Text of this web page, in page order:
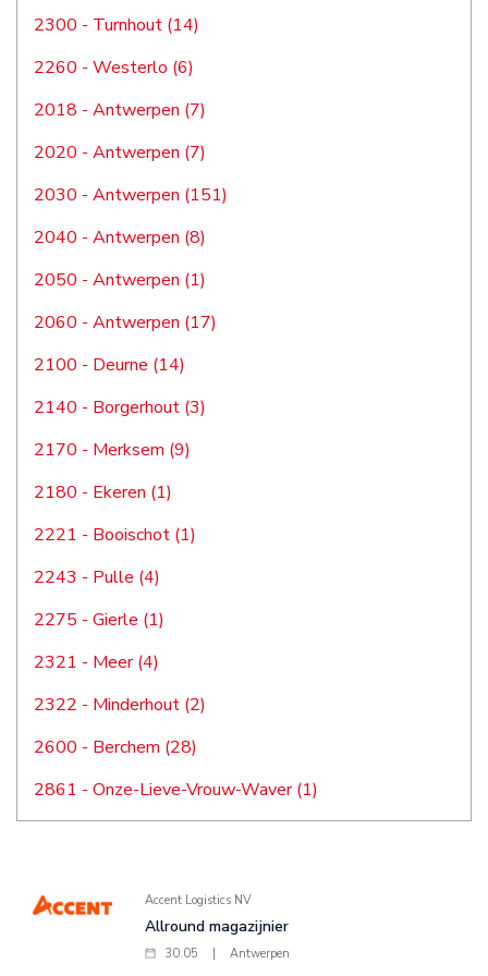
2300 - Turnhout (14)
2260 - Westerlo (6)
2018 - Antwerpen (7)
2020 - Antwerpen (7)
2030 - Antwerpen (151)
2040 - Antwerpen (8)
2050 - Antwerpen (1)
2060 - Antwerpen (17)
2100 - Deurne (14)
2140 - Borgerhout (3)
2170 - Merksem (9)
2180 - Ekeren (1)
2221 - Booischot (1)
2243 - Pulle (4)
2275 - Gierle (1)
2321 - Meer (4)
2322 - Minderhout (2)
2600 - Berchem (28)
2861 - Onze-Lieve-Vrouw-Waver (1)
Accent Logistics NV
Allround magazijnier
30.05 Antwerpen